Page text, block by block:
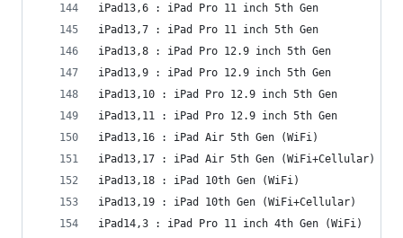
iPad13,6 : iPad Pro 11 inch 5th Gen
iPad13,7 : iPad Pro 11 inch 5th Gen
iPad13,8 : iPad Pro 12.9 inch 5th Gen
iPad13,9 : iPad Pro 12.9 inch 5th Gen
iPad13,10 : iPad Pro 12.9 inch 5th Gen
iPad13,11 : iPad Pro 12.9 inch 5th Gen
iPad13,16 : iPad Air 5th Gen (WiFi)
iPad13,17 : iPad Air 5th Gen (WiFi+Cellular)
iPad13,18 : iPad 10th Gen (WiFi)
iPad13,19 : iPad 10th Gen (WiFi+Cellular)
iPad14,3 : iPad Pro 11 inch 4th Gen (WiFi)